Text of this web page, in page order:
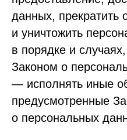
данных, прекратить
и уничтожить
в порядке и
Законом о
— исполнять иные
предусмотренные
о персональных